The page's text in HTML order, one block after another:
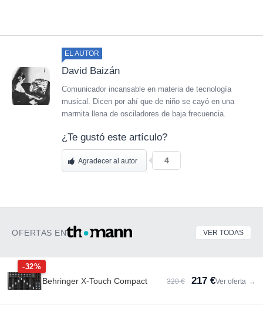
EL AUTOR
David Baizán
Comunicador incansable en materia de tecnología
musical. Dicen por ahí que de niño se cayó en una
marmita llena de osciladores de baja frecuencia.
¿Te gustó este artículo?
Agradecer al autor 4
OFERTAS EN VER TODAS
-32%
Behringer X-Touch Compact 320 € 217 €Ver oferta →